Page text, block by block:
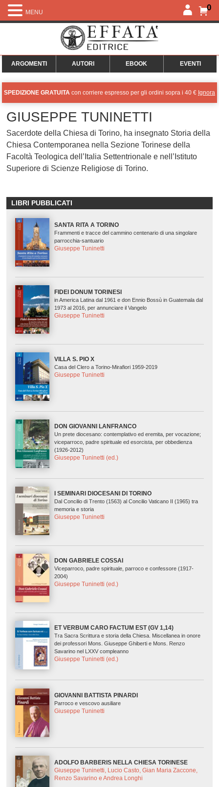
0
ARGOMENTI AUTORI EBOOK EVENTI
SPEDIZIONE GRATUITA con corriere espresso per gli ordini sopra i 40 € Ignora
GIUSEPPE TUNINETTI
Sacerdote della Chiesa di Torino, ha insegnato Storia della
Chiesa Contemporanea nella Sezione Torinese della
Facoltà Teologica dell’Italia Settentrionale e nell’Istituto
Superiore di Scienze Religiose di Torino.
LIBRI PUBBLICATI
SANTA RITA A TORINO
Frammenti e tracce del cammino centenario di una singolare
parrocchia-santuario
Giuseppe Tuninetti
FIDEI DONUM TORINESI
in America Latina dal 1961 e don Ennio Bossù in Guatemala dal
1973 al 2016, per annunciare il Vangelo
Giuseppe Tuninetti
VILLA S. PIO X
Casa del Clero a Torino-Mirafiori 1959-2019
Giuseppe Tuninetti
DON GIOVANNI LANFRANCO
Un prete diocesano: contemplativo ed eremita, per vocazione;
viceparroco, padre spirituale ed esorcista, per obbedienza
(1926-2012)
Giuseppe Tuninetti (ed.)
I SEMINARI DIOCESANI DI TORINO
Dal Concilio di Trento (1563) al Concilio Vaticano II (1965) tra
memoria e storia
Giuseppe Tuninetti
DON GABRIELE COSSAI
Viceparroco, padre spirituale, parroco e confessore (1917-
2004)
Giuseppe Tuninetti (ed.)
ET VERBUM CARO FACTUM EST (GV 1,14)
Tra Sacra Scrittura e storia della Chiesa. Miscellanea in onore
dei professori Mons. Giuseppe Ghiberti e Mons. Renzo
Savarino nel LXXV compleanno
Giuseppe Tuninetti (ed.)
GIOVANNI BATTISTA PINARDI
Parroco e vescovo ausiliare
Giuseppe Tuninetti
ADOLFO BARBERIS NELLA CHIESA TORINESE
Giuseppe Tuninetti, Lucio Casto, Gian Maria Zaccone,
Renzo Savarino e Andrea Longhi
MENU